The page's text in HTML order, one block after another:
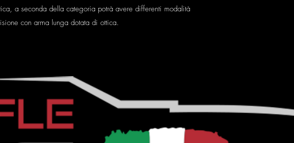
a seconda della categoria potrà avere differenti modalità
con arma lunga dotata di ottica.